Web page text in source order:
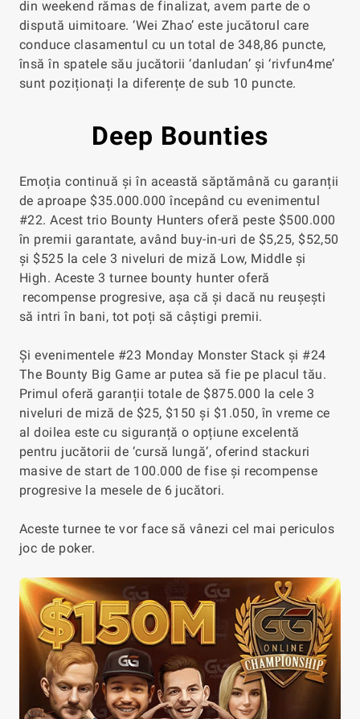
din weekend rămas de finalizat, avem parte de o
dispută uimitoare. ‘Wei Zhao’ este jucătorul care
conduce clasamentul cu un total de 348,86 puncte,
însă în spatele său jucătorii ‘danludan’ și ‘rivfun4me’
sunt poziționați la diferențe de sub 10 puncte.
Deep Bounties
Emoția continuă și în această săptămână cu garanții
de aproape $35.000.000 începând cu evenimentul
#22. Acest trio Bounty Hunters oferă peste $500.000
în premii garantate, având buy-in-uri de $5,25, $52,50
și $525 la cele 3 niveluri de miză Low, Middle și
High. Aceste 3 turnee bounty hunter oferă
recompense progresive, așa că și dacă nu reușești
să intri în bani, tot poți să câștigi premii.
Și evenimentele #23 Monday Monster Stack și #24
The Bounty Big Game ar putea să fie pe placul tău.
Primul oferă garanții totale de $875.000 la cele 3
niveluri de miză de $25, $150 și $1.050, în vreme ce
al doilea este cu siguranță o opțiune excelentă
pentru jucătorii de ‘cursă lungă‘, oferind stackuri
masive de start de 100.000 de fise și recompense
progresive la mesele de 6 jucători.
Aceste turnee te vor face să vânezi cel mai periculos
joc de poker.